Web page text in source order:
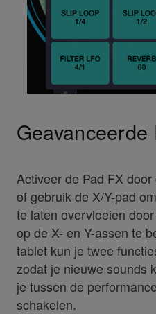
Geavanceerde
Activeer de Pad FX
of gebruik de X/Y-pad
te laten overvloeien
op de X- en Y-assen te
tablet kun je twee
zodat je nieuwe sounds
je tussen de
schakelen.